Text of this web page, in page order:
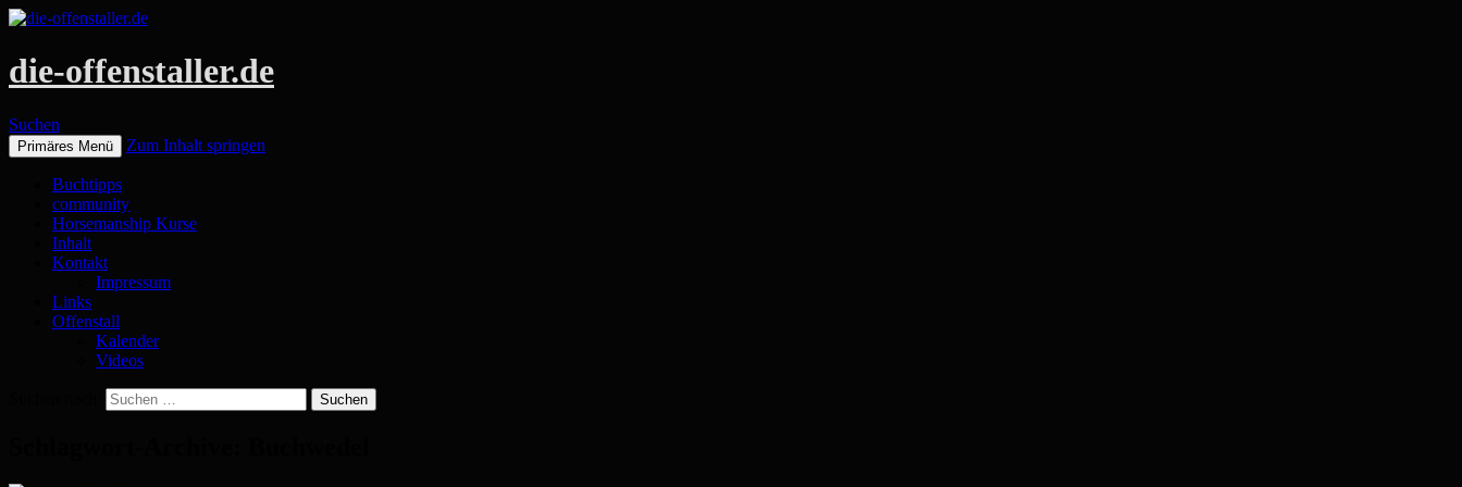
die-offenstaller.de
Suchen
Primäres Menü Zum Inhalt springen
Buchtipps
community
Horsemanship Kurse
Inhalt
Kontakt
Impressum
Links
Offenstall
Kalender
Videos